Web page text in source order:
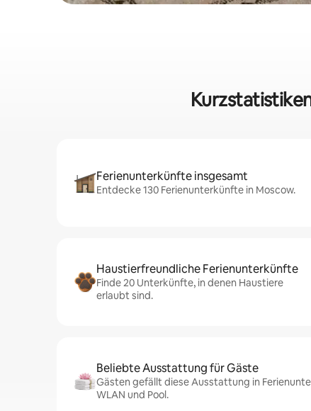
Ferienunterkünfte insgesamt
Entdecke 130 Ferienunterkünfte in Moscow.
Haustierfreundliche Ferienunterkünfte
Finde 20 Unterkünfte, in denen Haustiere
erlaubt sind.
Beliebte Ausstattung für Gäste
Gästen gefällt diese Ausstattung in
WLAN und Pool.